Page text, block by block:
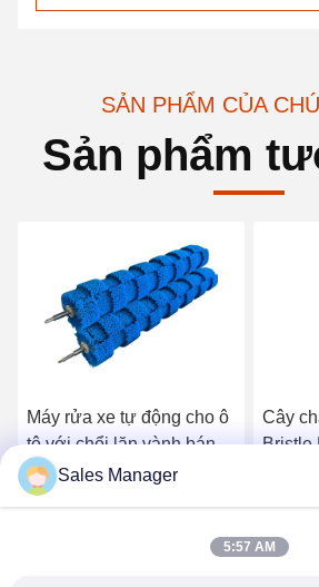
SẢN PHẨM CỦA
Sản phẩm
Máy rửa xe tự động cho ô
tô với chổi lăn vành bánh
xe lông cao/thấp bằng
thép không gỉ
Cây
Bristle
Wash
Sales Manager
5:57 AM